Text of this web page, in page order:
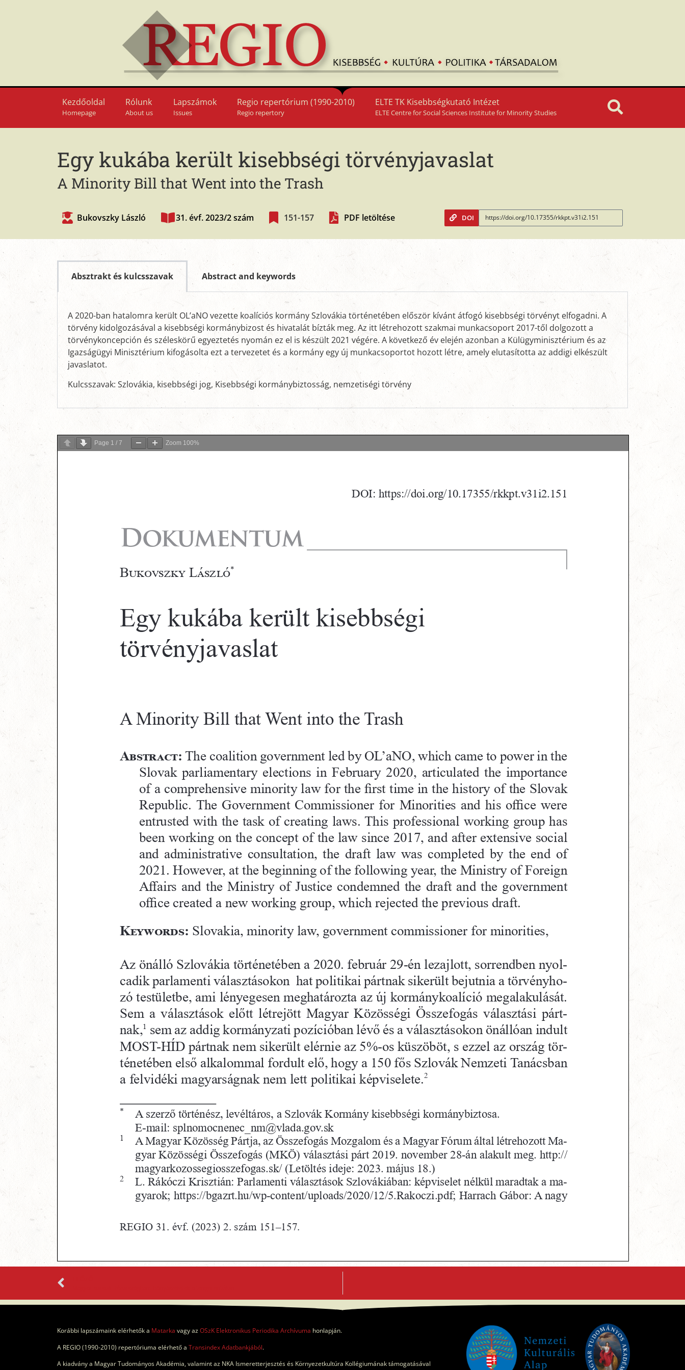
Kezdőoldal
Homepage
Rólunk
About us
Lapszámok
Issues
Regio repertórium (1990-2010)
Regio repertory
ELTE TK Kisebbségkutató Intézet
ELTE Centre for Social Sciences Institute for Minority Studies
Egy kukába került kisebbségi törvényjavaslat
A Minority Bill that Went into the Trash
Bukovszky László 31. évf. 2023/2 szám 151-157 PDF letöltése DOI
Absztrakt és kulcsszavak Abstract and keywords
A 2020-ban hatalomra került OL’aNO vezette koalíciós kormány Szlovákia történetében először kívánt átfogó kisebbségi törvényt elfogadni. A
törvény kidolgozásával a kisebbségi kormánybizost és hivatalát bízták meg. Az itt létrehozott szakmai munkacsoport 2017-től dolgozott a
törvénykoncepción és széleskörű egyeztetés nyomán ez el is készült 2021 végére. A következő év elején azonban a Külügyminisztérium és az
Igazságügyi Minisztérium kifogásolta ezt a tervezetet és a kormány egy új munkacsoportot hozott létre, amely elutasította az addigi elkészült
javaslatot.
Kulcsszavak: Szlovákia, kisebbségi jog, Kisebbségi kormánybiztosság, nemzetiségi törvény
Page 1 / 7 Zoom 100%
Korábbi lapszámaink elérhetők a Matarka vagy azOSzK Elektronikus Periodika Archívuma honlapján.
A REGIO (1990-2010) repertóriuma elérhető a Transindex Adatbankjából.
A kiadvány a Magyar Tudományos Akadémia, valamint az NKA Ismeretterjesztés és Környezetkultúra Kollégiumának támogatásával